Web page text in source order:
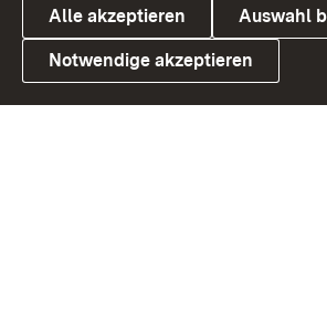
Link zum Landesportal
Alle akzeptieren Auswahl
Notwendige akzeptieren